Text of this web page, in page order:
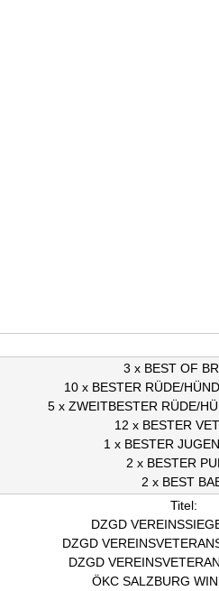
3 x BEST OF
10 x BESTER RÜDE/
5 x ZWEITBESTER RÜDE/
12 x BESTER
1 x BESTER
2 x BESTER
2 x BEST
Titel:
DZGD
DZGD
DZGD
ÖKC SALZBURG